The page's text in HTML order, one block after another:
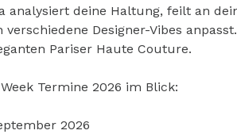
analysiert deine Haltung, feilt an
Designer-Vibes
Pariser Haute Couture.
Termine 2026 im Blick:
2026